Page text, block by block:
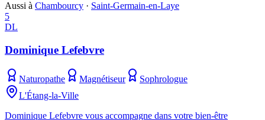
Aussi à Chambourcy · Saint-Germain-en-Laye
5
DL
Dominique Lefebvre
Naturopathe Magnétiseur
Sophrologue
L'Étang-la-Ville
Dominique Lefebvre vous accompagne dans votre bien-être